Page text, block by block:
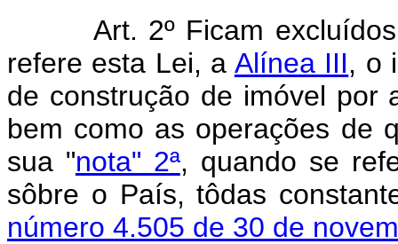
Art. 2º Ficam
refere esta Lei, a Alínea III, o
de construção de imóvel por
bem como as operações de
sua "nota" 2ª, quando se
sôbre o País, tôdas
número 4.505 de 30 de